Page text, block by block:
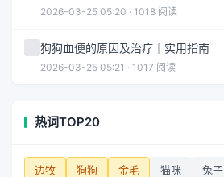
2026-03-25 05:20 · 1018 阅读
狗狗血便的原因及治疗｜实用指南
2026-03-25 05:21 · 1017 阅读
热词TOP20
边牧 狗狗 金毛 猫咪 兔子